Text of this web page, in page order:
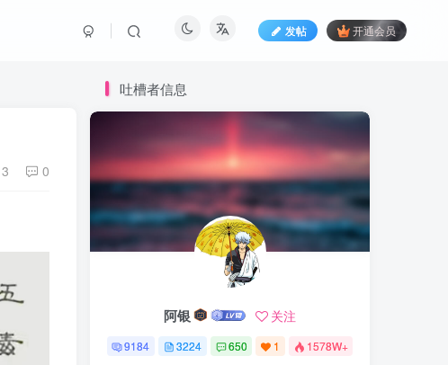
发帖 开通会员
3 0
吐槽者信息
阿银 关注
9184 3224 650 1 1578W+